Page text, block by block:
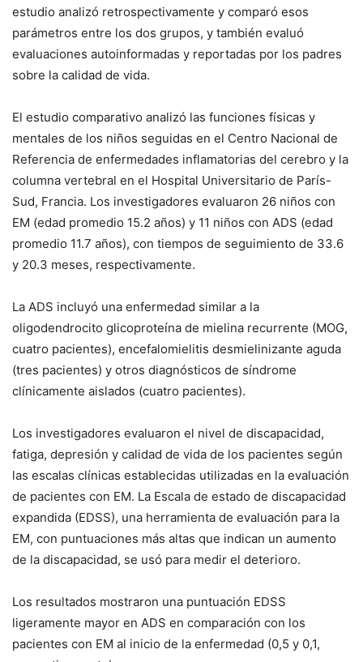
estudio analizó retrospectivamente y comparó esos
parámetros entre los dos grupos, y también evaluó
evaluaciones autoinformadas y reportadas por los padres
sobre la calidad de vida.
El estudio comparativo analizó las funciones físicas y
mentales de los niños seguidas en el Centro Nacional de
Referencia de enfermedades inflamatorias del cerebro y la
columna vertebral en el Hospital Universitario de París-
Sud, Francia. Los investigadores evaluaron 26 niños con
EM (edad promedio 15.2 años) y 11 niños con ADS (edad
promedio 11.7 años), con tiempos de seguimiento de 33.6
y 20.3 meses, respectivamente.
La ADS incluyó una enfermedad similar a la
oligodendrocito glicoproteína de mielina recurrente (MOG,
cuatro pacientes), encefalomielitis desmielinizante aguda
(tres pacientes) y otros diagnósticos de síndrome
clínicamente aislados (cuatro pacientes).
Los investigadores evaluaron el nivel de discapacidad,
fatiga, depresión y calidad de vida de los pacientes según
las escalas clínicas establecidas utilizadas en la evaluación
de pacientes con EM. La Escala de estado de discapacidad
expandida (EDSS), una herramienta de evaluación para la
EM, con puntuaciones más altas que indican un aumento
de la discapacidad, se usó para medir el deterioro.
Los resultados mostraron una puntuación EDSS
ligeramente mayor en ADS en comparación con los
pacientes con EM al inicio de la enfermedad (0,5 y 0,1,